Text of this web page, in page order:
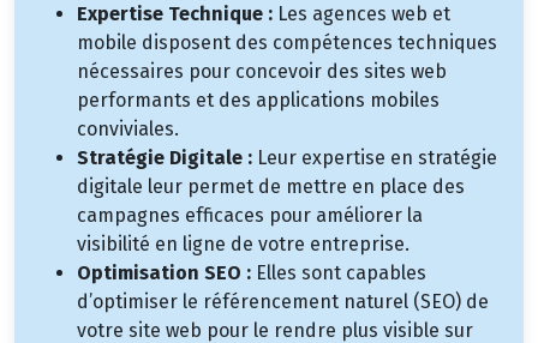
Expertise Technique : Les agences web et
mobile disposent des compétences techniques
nécessaires pour concevoir des sites web
performants et des applications mobiles
conviviales.
Stratégie Digitale : Leur expertise en stratégie
digitale leur permet de mettre en place des
campagnes efficaces pour améliorer la
visibilité en ligne de votre entreprise.
Optimisation SEO : Elles sont capables
d’optimiser le référencement naturel (SEO) de
votre site web pour le rendre plus visible sur